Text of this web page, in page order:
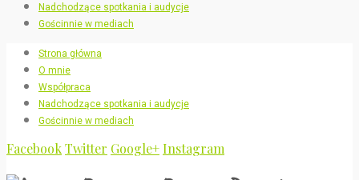
Nadchodzące spotkania i audycje
Gościnnie w mediach
Strona główna
O mnie
Współpraca
Nadchodzące spotkania i audycje
Gościnnie w mediach
FacebookTwitter Google+Instagram